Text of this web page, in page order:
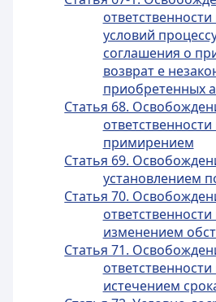
условий
соглашения о
возврат е
приобретенных
Статья 68.
ответственности
примирением
Статья 69.
установлением
Статья 70.
ответственности
изменением
Статья 71.
ответственности
истечением